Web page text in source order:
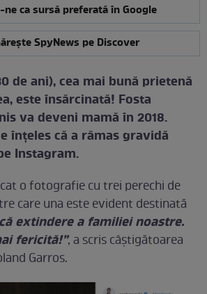
ca sursă preferată în Google
SpyNews pe Discover
de ani), cea mai bună prietenă
este însărcinată! Fosta
va deveni mamă în 2018.
înțeles că a rămas gravidă
Instagram.
o fotografie cu trei perechi de
care una este evident destinată
extindere a familiei noastre.
fericită!”, a scris câştigătoarea
Garros.